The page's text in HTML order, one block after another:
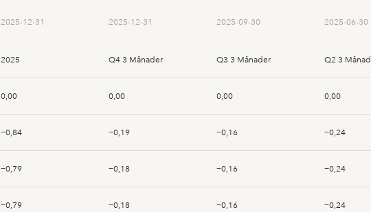
2025-12-31 2025-12-31 2025-09-30 2025-06-30
2025 Q4 3 Månader Q3 3 Månader Q2 3
0,00 0,00 0,00 0,00
−0,84 −0,19 −0,16 −0,24
−0,79 −0,18 −0,16 −0,24
−0,79 −0,18 −0,16 −0,24